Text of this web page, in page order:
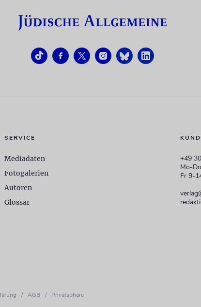
+49
Mo-
Fr 9-
SERVICE
Mediadaten
Fotogalerien
Autoren
Glossar
/ AGB / Privatsphäre